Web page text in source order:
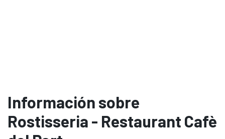
Información sobre
Rostisseria - Restaurant Cafè